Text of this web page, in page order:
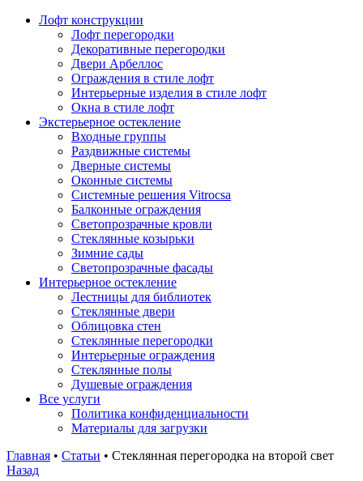
Лофт конструкции
Лофт перегородки
Декоративные перегородки
Двери Арбеллос
Ограждения в стиле лофт
Интерьерные изделия в стиле лофт
Окна в стиле лофт
Экстерьерное остекление
Входные группы
Раздвижные системы
Дверные системы
Оконные системы
Системные решения Vitrocsa
Балконные ограждения
Светопрозрачные кровли
Стеклянные козырьки
Зимние сады
Светопрозрачные фасады
Интерьерное остекление
Лестницы для библиотек
Стеклянные двери
Облицовка стен
Стеклянные перегородки
Интерьерные ограждения
Стеклянные полы
Душевые ограждения
Все услуги
Политика конфиденциальности
Материалы для загрузки
Главная • Статьи • Стеклянная перегородка на второй свет
Назад